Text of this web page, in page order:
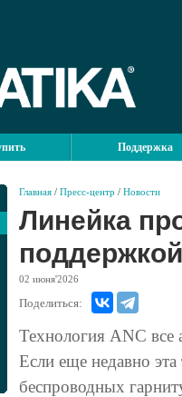
Поддержка
Главная / Пресс-центр / Новости
Линейка
02 июня'2026
Поделиться:
Технология ANC все
Если еще недавно
беспроводных